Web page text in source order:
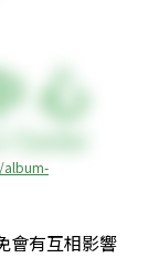
album-
會有互相影響